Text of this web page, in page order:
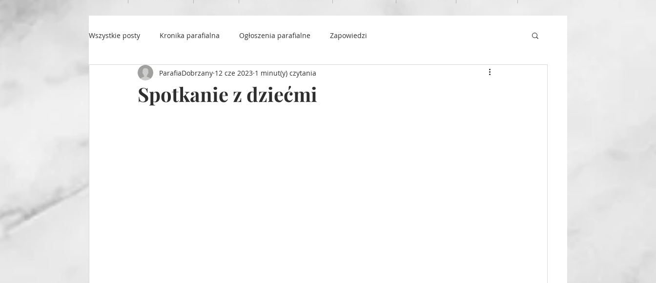
Wszystkie posty Kronika parafialna Ogłoszenia parafialne Zapowiedzi
Spotkanie z dziećmi
ParafiaDobrzany 12 cze 2023 1 minut(y) czytania